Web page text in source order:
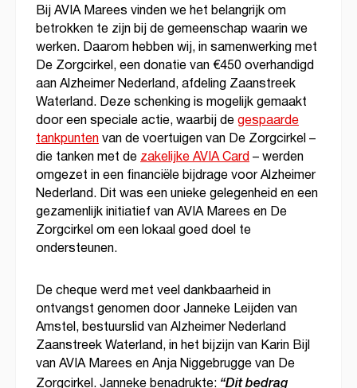
Bij AVIA Marees vinden we het belangrijk om
betrokken te zijn bij de gemeenschap waarin we
werken. Daarom hebben wij, in samenwerking met
De Zorgcirkel, een donatie van €450 overhandigd
aan Alzheimer Nederland, afdeling Zaanstreek
Waterland. Deze schenking is mogelijk gemaakt
door een speciale actie, waarbij degespaarde
tankpuntenvan de voertuigen van De Zorgcirkel –
die tanken met dezakelijke AVIA Card– werden
omgezet in een financiële bijdrage voor Alzheimer
Nederland. Dit was een unieke gelegenheid en een
gezamenlijk initiatief van AVIA Marees en De
Zorgcirkel om een lokaal goed doel te
ondersteunen.
De cheque werd met veel dankbaarheid in
ontvangst genomen door Janneke Leijden van
Amstel, bestuurslid van Alzheimer Nederland
Zaanstreek Waterland, in het bijzijn van Karin Bijl
van AVIA Marees en Anja Niggebrugge van De
Zorgcirkel. Janneke benadrukte: “Dit bedrag